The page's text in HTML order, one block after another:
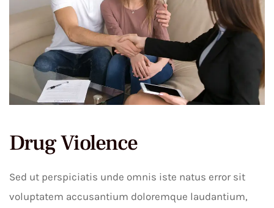
Drug Violence
Sed ut perspiciatis unde omnis iste natus error sit
voluptatem accusantium doloremque laudantium,